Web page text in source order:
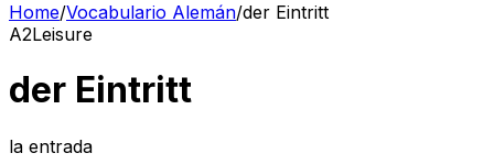
Home/Vocabulario Alemán/der Eintritt
A2Leisure
der Eintritt
la entrada